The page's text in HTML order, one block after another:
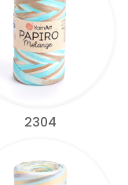
2304